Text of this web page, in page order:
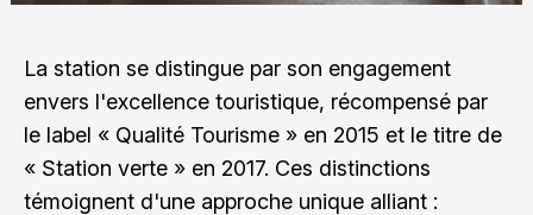
La station se distingue par son engagement
envers l'excellence touristique, récompensé par
le label « Qualité Tourisme » en 2015 et le titre de
« Station verte » en 2017. Ces distinctions
témoignent d'une approche unique alliant :